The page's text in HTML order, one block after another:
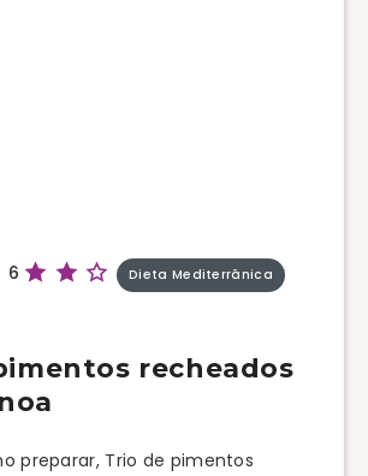
6 Dieta Mediterrânica
recheados
preparar, Trio de pimentos